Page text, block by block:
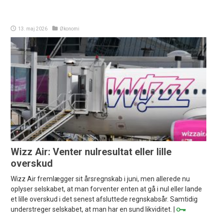
13. maj 2026 Økonomi
Wizz Air: Venter nulresultat eller lille
overskud
Wizz Air fremlægger sit årsregnskab i juni, men allerede nu
oplyser selskabet, at man forventer enten at gå i nul eller lande
et lille overskud i det senest afsluttede regnskabsår. Samtidig
understreger selskabet, at man har en sund likviditet. |